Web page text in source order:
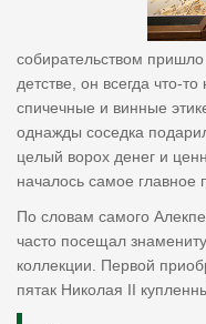
собирательством
детстве, он всегда что-
спичечные и винные
однажды соседка
целый ворох денег и
началось самое главное
По словам самого
часто посещал
коллекции. Первой
пятак Николая II